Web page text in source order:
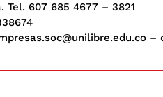
Tel. 607 685 4677 – 3821